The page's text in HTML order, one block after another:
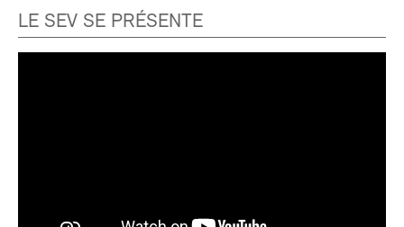
LE SEV SE PRÉSENTE